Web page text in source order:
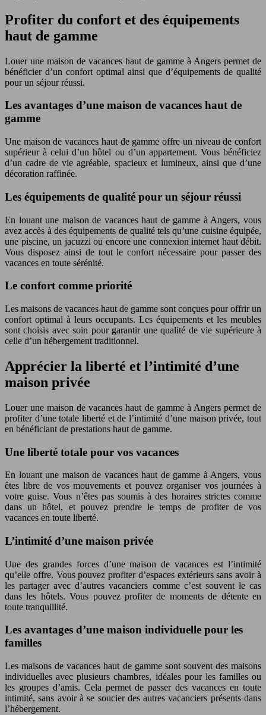
Profiter du confort et des équipements
haut de gamme
Louer une maison de vacances haut de gamme à Angers permet de
bénéficier d’un confort optimal ainsi que d’équipements de qualité
pour un séjour réussi.
Les avantages d’une maison de vacances haut de
gamme
Une maison de vacances haut de gamme offre un niveau de confort
supérieur à celui d’un hôtel ou d’un appartement. Vous bénéficiez
d’un cadre de vie agréable, spacieux et lumineux, ainsi que d’une
décoration raffinée.
Les équipements de qualité pour un séjour réussi
En louant une maison de vacances haut de gamme à Angers, vous
avez accès à des équipements de qualité tels qu’une cuisine équipée,
une piscine, un jacuzzi ou encore une connexion internet haut débit.
Vous disposez ainsi de tout le confort nécessaire pour passer des
vacances en toute sérénité.
Le confort comme priorité
Les maisons de vacances haut de gamme sont conçues pour offrir un
confort optimal à leurs occupants. Les équipements et les meubles
sont choisis avec soin pour garantir une qualité de vie supérieure à
celle d’un hébergement traditionnel.
Apprécier la liberté et l’intimité d’une
maison privée
Louer une maison de vacances haut de gamme à Angers permet de
profiter d’une totale liberté et de l’intimité d’une maison privée, tout
en bénéficiant de prestations haut de gamme.
Une liberté totale pour vos vacances
En louant une maison de vacances haut de gamme à Angers, vous
êtes libre de vos mouvements et pouvez organiser vos journées à
votre guise. Vous n’êtes pas soumis à des horaires strictes comme
dans un hôtel, et pouvez prendre le temps de profiter de vos
vacances en toute liberté.
L’intimité d’une maison privée
Une des grandes forces d’une maison de vacances est l’intimité
qu’elle offre. Vous pouvez profiter d’espaces extérieurs sans avoir à
les partager avec d’autres vacanciers comme c’est souvent le cas
dans les hôtels. Vous pouvez profiter de moments de détente en
toute tranquillité.
Les avantages d’une maison individuelle pour les
familles
Les maisons de vacances haut de gamme sont souvent des maisons
individuelles avec plusieurs chambres, idéales pour les familles ou
les groupes d’amis. Cela permet de passer des vacances en toute
intimité, sans avoir à se soucier des autres vacanciers présents dans
l’hébergement.